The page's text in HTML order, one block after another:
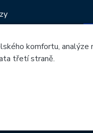
komfortu,
třetí straně.